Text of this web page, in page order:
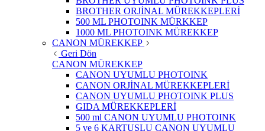
BROTHER ORJİNAL MÜREKKEPLERİ
500 ML PHOTOINK MÜRKKEP
1000 ML PHOTOINK MÜREKKEP
CANON MÜREKKEP
Geri Dön
CANON MÜREKKEP
CANON UYUMLU PHOTOINK
CANON ORJİNAL MÜREKKEPLERİ
CANON UYUMLU PHOTOINK PLUS
GIDA MÜREKKEPLERİ
500 ml CANON UYUMLU PHOTOINK
5 ve 6 KARTUŞLU CANON UYUMLU